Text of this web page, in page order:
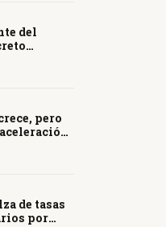
del
pero
de tasas
por